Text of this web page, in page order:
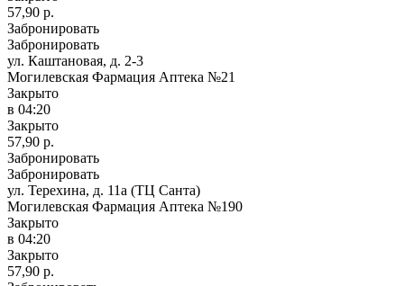
57,90 р.
Забронировать
Забронировать
ул. Каштановая, д. 2-3
Могилевская Фармация Аптека №21
Закрыто
в 04:20
Закрыто
57,90 р.
Забронировать
Забронировать
ул. Терехина, д. 11а (ТЦ Санта)
Могилевская Фармация Аптека №190
Закрыто
в 04:20
Закрыто
57,90 р.